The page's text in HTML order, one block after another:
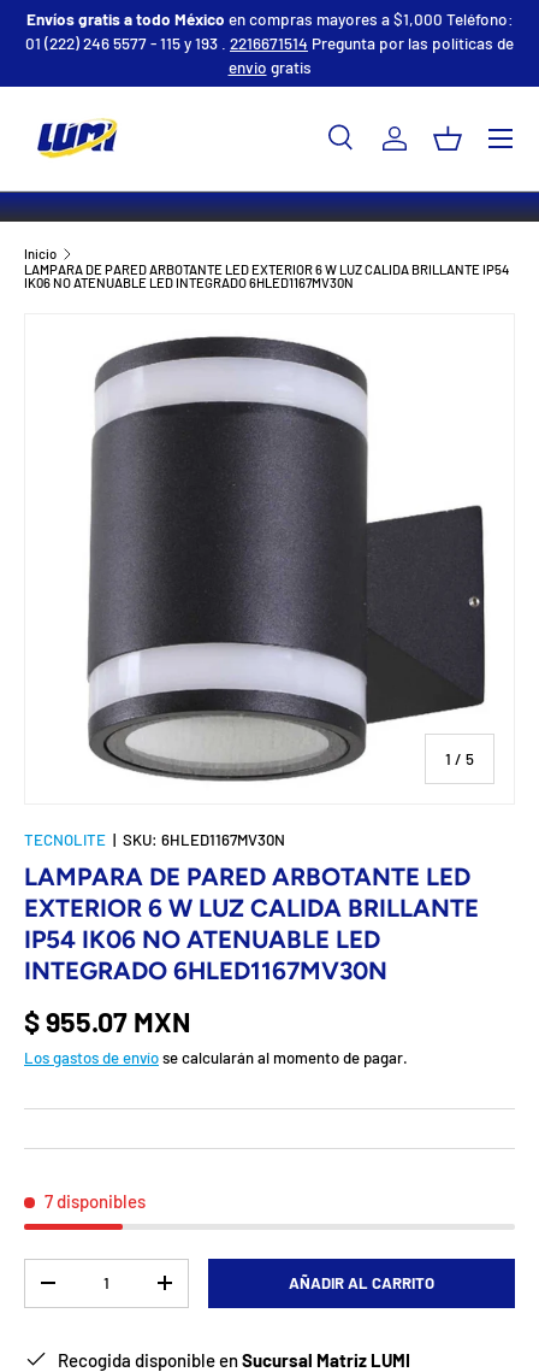
IR AL CONTENIDO
Envíos gratis a todo México en compras mayores a $1,000 Teléfono:
01 (222) 246 5577 - 115 y 193 . 2216671514 Pregunta por las políticas de
envio gratis
Buscar
Tipo de producto
Todos
BuscarIniciar sesión
Cesta
Menú
Inicio
LAMPARA DE PARED ARBOTANTE LED EXTERIOR 6 W LUZ CALIDA BRILLANTE IP54
IK06 NO ATENUABLE LED INTEGRADO 6HLED1167MV30N
1 / de
5
TECNOLITE | SKU: 6HLED1167MV30N
LAMPARA DE PARED ARBOTANTE LED
EXTERIOR 6 W LUZ CALIDA BRILLANTE
IP54 IK06 NO ATENUABLE LED
INTEGRADO 6HLED1167MV30N
$ 955.07 MXN
Los gastos de envíose calcularán al momento de pagar.
7 disponibles
-
+ AÑADIR AL CARRITO
Recogida disponible enSucursal Matriz LUMI